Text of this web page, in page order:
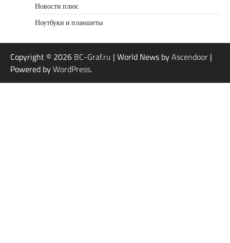
Новости плюс
Ноутбуки и планшеты
Copyright © 2026 BC-Graf.ru | World News byAscendoor |
Powered byWordPress.